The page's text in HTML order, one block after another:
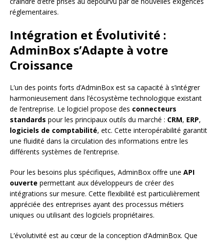
réglementaires.
Intégration et Évolutivité :
AdminBox s’Adapte à votre
Croissance
L’un des points forts d’AdminBox est sa capacité à s’intégrer
harmonieusement dans l’écosystème technologique existant
de l’entreprise. Le logiciel propose des connecteurs
standards pour les principaux outils du marché : CRM, ERP,
logiciels de comptabilité, etc. Cette interopérabilité garantit
une fluidité dans la circulation des informations entre les
différents systèmes de l’entreprise.
Pour les besoins plus spécifiques, AdminBox offre une API
ouverte permettant aux développeurs de créer des
intégrations sur mesure. Cette flexibilité est particulièrement
appréciée des entreprises ayant des processus métiers
uniques ou utilisant des logiciels propriétaires.
L’évolutivité est au cœur de la conception d’AdminBox. Que